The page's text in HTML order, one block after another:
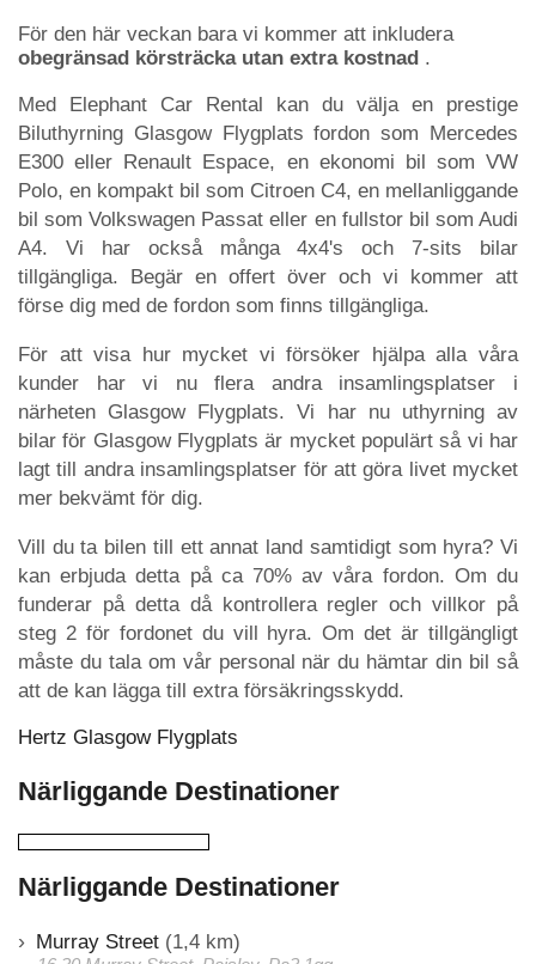
För den här veckan bara vi kommer att inkludera
obegränsad körsträcka utan extra kostnad .
Med Elephant Car Rental kan du välja en prestige
Biluthyrning Glasgow Flygplats fordon som Mercedes
E300 eller Renault Espace, en ekonomi bil som VW
Polo, en kompakt bil som Citroen C4, en mellanliggande
bil som Volkswagen Passat eller en fullstor bil som Audi
A4. Vi har också många 4x4's och 7-sits bilar
tillgängliga. Begär en offert över och vi kommer att
förse dig med de fordon som finns tillgängliga.
För att visa hur mycket vi försöker hjälpa alla våra
kunder har vi nu flera andra insamlingsplatser i
närheten Glasgow Flygplats. Vi har nu uthyrning av
bilar för Glasgow Flygplats är mycket populärt så vi har
lagt till andra insamlingsplatser för att göra livet mycket
mer bekvämt för dig.
Vill du ta bilen till ett annat land samtidigt som hyra? Vi
kan erbjuda detta på ca 70% av våra fordon. Om du
funderar på detta då kontrollera regler och villkor på
steg 2 för fordonet du vill hyra. Om det är tillgängligt
måste du tala om vår personal när du hämtar din bil så
att de kan lägga till extra försäkringsskydd.
Hertz Glasgow Flygplats
Närliggande Destinationer
Närliggande Destinationer
Murray Street (1,4 km)